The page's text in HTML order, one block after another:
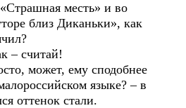
месть» и во
близ Диканьки», как
считай!
может, ему сподобнее
языке? – в
оттенок стали.